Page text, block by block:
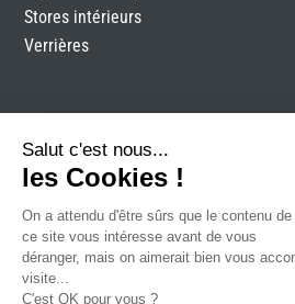
Stores intérieurs
Verrières
Clomen|Mentions légales|Plan
Attraptemps
Salut c'est nous...
les Cookies !
On a attendu d'être sûrs que le contenu de
ce site vous intéresse avant de vous
déranger, mais on aimerait bien vous
visite...
C'est OK pour vous ?